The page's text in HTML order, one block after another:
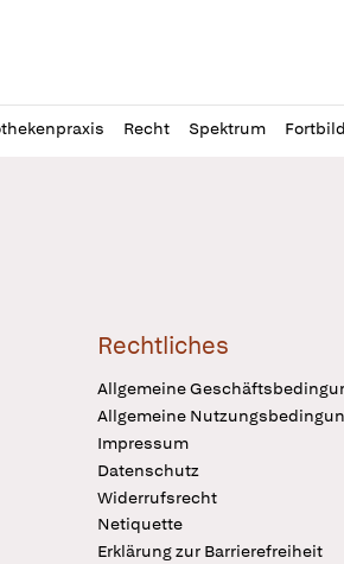
Recht Spektrum
Rechtliches
Allgemeine
Allgemeine
Impressum
Datenschutz
Widerrufsrecht
Netiquette
Erklärung zur Barrierefreiheit